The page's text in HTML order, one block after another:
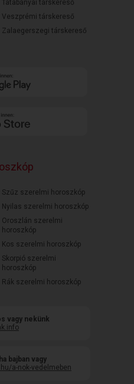
Tatabányai társkereső
Veszprémi társkereső
Zalaegerszegi társkereső
Szűz szerelmi horoszkóp
Nyilas szerelmi horoszkóp
Oroszlán szerelmi
horoszkóp
Kos szerelmi horoszkóp
Skorpió szerelmi
horoszkóp
Rák szerelmi horoszkóp
vagy nekünk
bajban vagy
a-nok-vedelmeben